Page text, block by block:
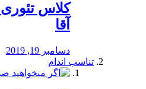
آقا
دسامبر 19, 2019
تناسب اندام